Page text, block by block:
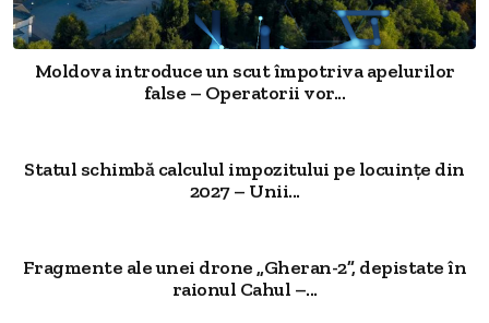
Moldova introduce un scut împotriva apelurilor
false – Operatorii vor...
Statul schimbă calculul impozitului pe locuințe din
2027 – Unii...
Fragmente ale unei drone „Gheran-2”, depistate în
raionul Cahul –...